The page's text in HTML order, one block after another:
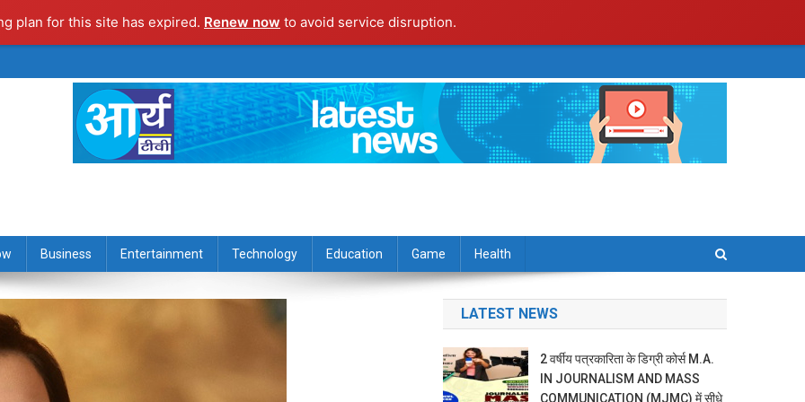
plan for this site has expired. Renew now to avoid service disruption.
Business Entertainment Technology Education Game Health
LATEST NEWS
2 वर्षीय पत्रकारिता के डिग्री कोर्स M.A.
IN JOURNALISM AND MASS
COMMUNICATION (MJMC) में सीधे